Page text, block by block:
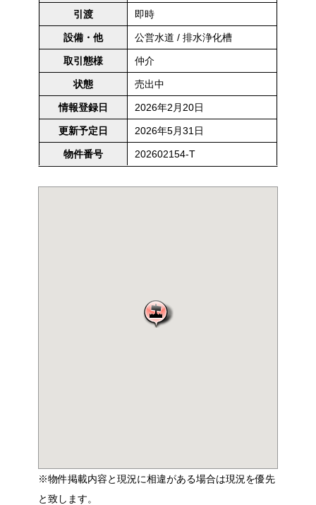
引渡 即時
設備・他 公営水道 / 排水浄化槽
取引態様 仲介
状態 売出中
情報登録日 2026年2月20日
更新予定日 2026年5月31日
物件番号 202602154-T
※物件掲載内容と現況に相違がある場合は現況を優先
と致します。